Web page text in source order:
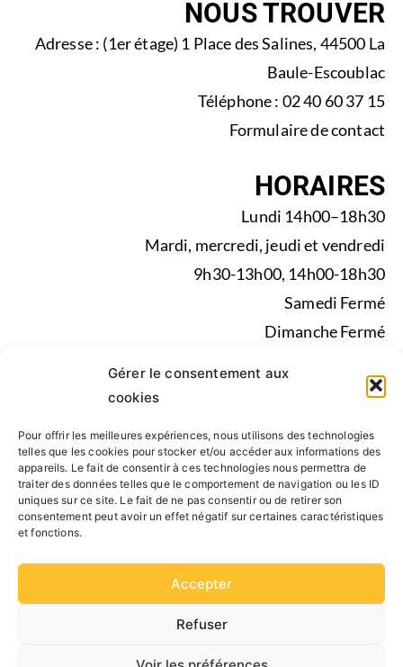
Gérer le consentement aux
cookies
Pour offrir les meilleures expériences, nous utilisons des technologies
telles que les cookies pour stocker et/ou accéder aux informations des
appareils. Le fait de consentir à ces technologies nous permettra de
traiter des données telles que le comportement de navigation ou les ID
uniques sur ce site. Le fait de ne pas consentir ou de retirer son
consentement peut avoir un effet négatif sur certaines caractéristiques
et fonctions.
Accepter
Refuser
NOUS TROUVER
Adresse : (1er étage) 1 Place des Salines, 44500 La
Baule-Escoublac
Téléphone : 02 40 60 37 15
Formulaire de contact
HORAIRES
Lundi 14h00–18h30
Mardi, mercredi, jeudi et vendredi
9h30-13h00, 14h00-18h30
Samedi Fermé
Dimanche Fermé
9h30-13h00, 14h00-17h30
Mentions légales|Politique de confidentialité|
Conseil d’administration, Statuts, Rapport d’activité
SUIVEZ NOUS